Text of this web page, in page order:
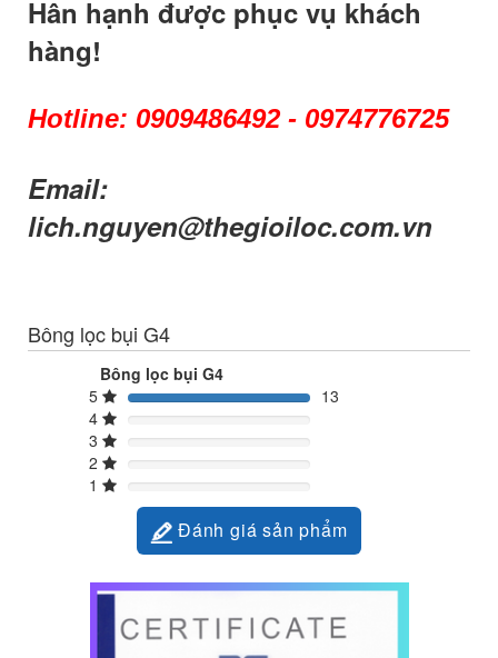
Hân hạnh được phục vụ khách
hàng!
Hotline: 0909486492 - 0974776725
Email:
lich.nguyen@thegioiloc.com.vn
Bông lọc bụi G4
Bông lọc bụi G4
5
13
4
3
2
1
Đánh giá sản phẩm